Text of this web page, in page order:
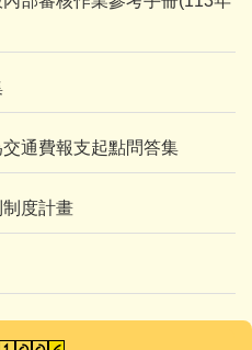
通費報支起點問答集
度計畫